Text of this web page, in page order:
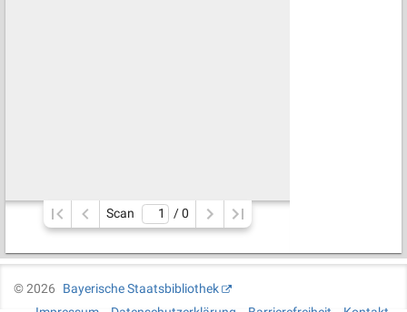
Scan / 0
©2026
Bayerische Staatsbibliothek